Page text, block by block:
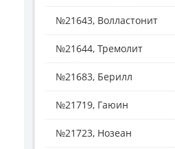
№21643, Волластонит
№21644, Тремолит
№21683, Берилл
№21719, Гаюин
№21723, Нозеан